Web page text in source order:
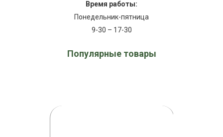
Время работы:
Понедельник-пятница
9-30 – 17-30
Популярные товары